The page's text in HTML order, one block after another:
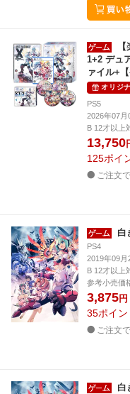
1+2 デュ
ァイル+
オリジ
PS5
2026年07月
B 12才以上
13,750
125ポイ
ご注文
白
PS4
2019年09月
B 12才以上
参考小売価
3,875円
35ポイン
ご注文
白